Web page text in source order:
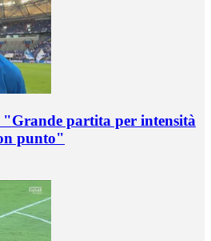
partita per intensità
punto"